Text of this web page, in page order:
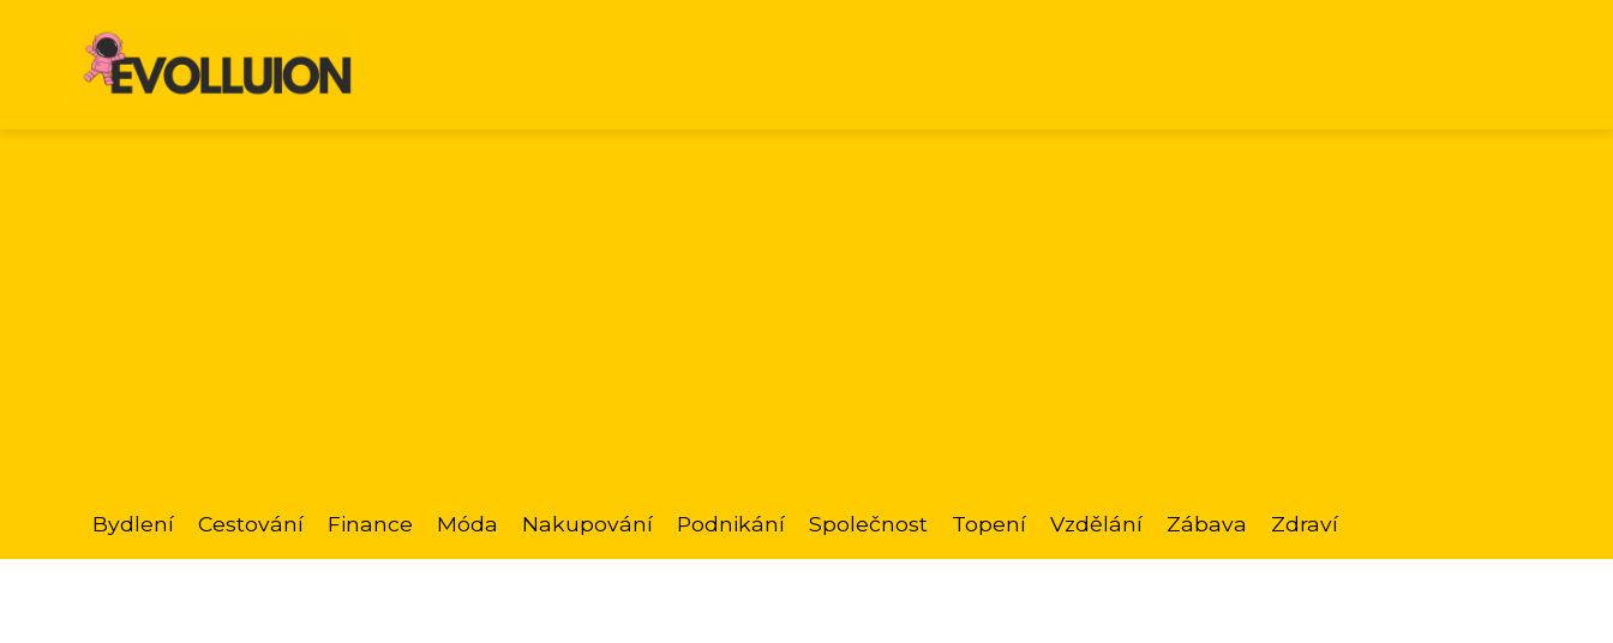
Bydlení Cestování Finance Móda Nakupování Podnikání Společnost Topení Vzdělání Zábava Zdraví